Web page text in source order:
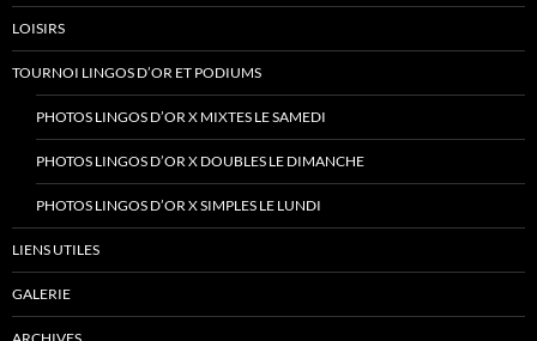
LOISIRS
TOURNOI LINGOS D’OR ET PODIUMS
PHOTOS LINGOS D’OR X MIXTES LE SAMEDI
PHOTOS LINGOS D’OR X DOUBLES LE DIMANCHE
PHOTOS LINGOS D’OR X SIMPLES LE LUNDI
LIENS UTILES
GALERIE